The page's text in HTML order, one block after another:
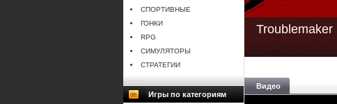
СПОРТИВНЫЕ
ГОНКИ
RPG
СИМУЛЯТОРЫ
СТРАТЕГИИ
Игры по категориям
Troublemaker
Видео